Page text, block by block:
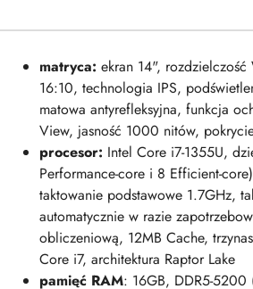
matryca: ekran 14",
16:10, technologia IPS,
matowa antyrefleksyjna, funkcja
View, jasność 1000 nitów,
procesor: Intel Core i7-1355U,
Performance-core i 8 Efficient-
taktowanie podstawowe 1.7GHz,
automatycznie w razie
obliczeniową, 12MB Cache,
Core i7, architektura Raptor Lake
pamięć RAM: 16GB, DDR5-5200